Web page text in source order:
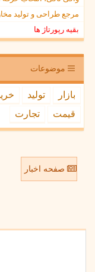
مرجع طراحی و تولید
بقیه رپورتاژ ها
موضوعات
بازار تولید
قیمت
تجارت
صفحه اخبار